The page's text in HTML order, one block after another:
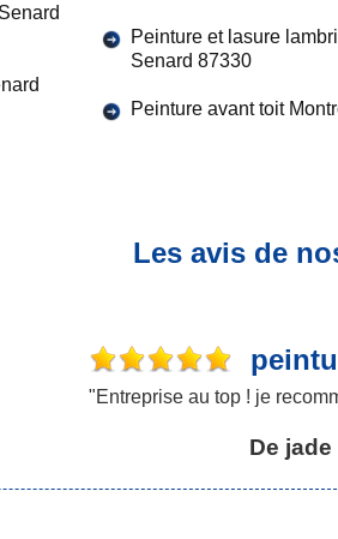
Peinture et lasure
Senard 87330
Peinture avant toit
Les avis de
"Entreprise au top ! je
De jade